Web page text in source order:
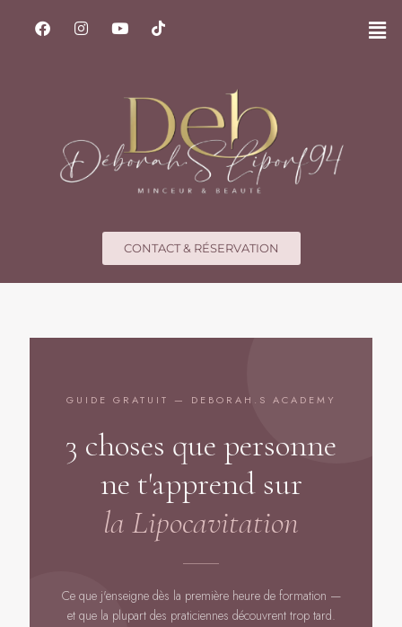
CONTACT & RÉSERVATION
GUIDE GRATUIT — DEBORAH.S ACADEMY
3 choses que personne
ne t'apprend sur
la Lipocavitation
Ce que j'enseigne dès la première heure de formation —
et que la plupart des praticiennes découvrent trop tard.